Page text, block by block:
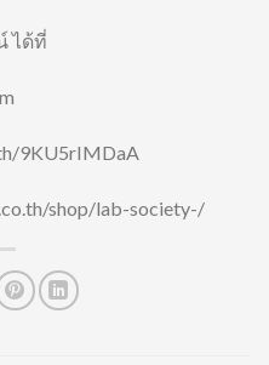
ได้ที่
9KU5rIMDaA
shop/lab-society-/